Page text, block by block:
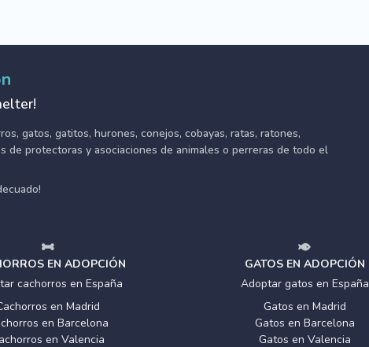
gatos, gatitos, hurones, conejos, cobayas, ratas, ratones,
de protectoras y asociaciones de animales o perreras de todo el
EN ADOPCIÓN
cachorros en España
en Madrid
en Barcelona
en Valencia
GATOS EN ADOPCIÓN
Adoptar gatos en España
Gatos en Madrid
Gatos en Barcelona
Gatos en Valencia